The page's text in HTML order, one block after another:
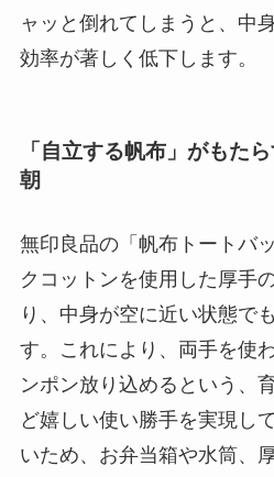
ャッと倒れてしまうと、中
効率が著しく低下します。
「自立する帆布」がもた
朝
無印良品の「帆布トートバ
クコットンを使用した厚手
り、中身が空に近い状態で
す。これにより、両手を使
ンポン放り込めるという、
ど嬉しい使い勝手を実現し
いため、お弁当箱や水筒、